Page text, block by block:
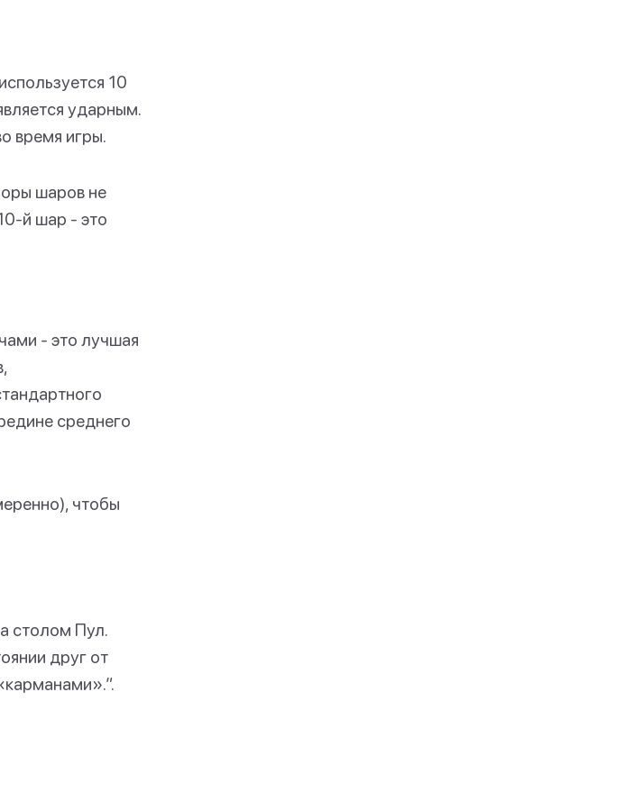
10
ударным.
время игры.
шаров не
й шар - это
- это лучшая
среднего
чтобы
столом Пул.
друг от